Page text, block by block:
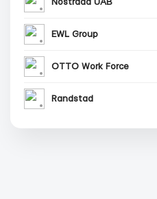
Nostrada UAB
EWL Group
OTTO Work Force
Randstad